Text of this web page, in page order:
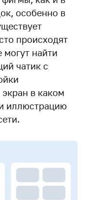
особенно в
происходят
могут найти
чатик с
в каком
иллюстрацию